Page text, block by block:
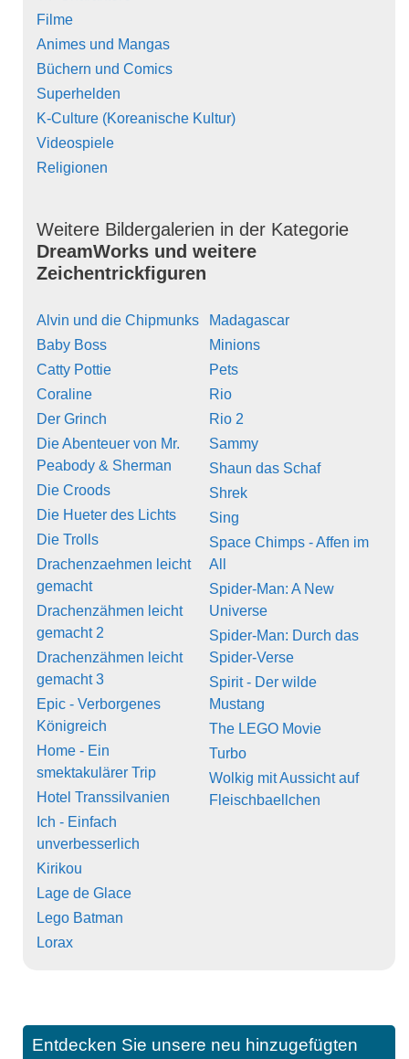
Filme
Animes und Mangas
Büchern und Comics
Superhelden
K-Culture (Koreanische Kultur)
Videospiele
Religionen
Weitere Bildergalerien in der Kategorie
DreamWorks und weitere
Zeichentrickfiguren
Alvin und die Chipmunks
Baby Boss
Catty Pottie
Coraline
Der Grinch
Die Abenteuer von Mr.
Peabody & Sherman
Die Croods
Die Hueter des Lichts
Die Trolls
Drachenzaehmen leicht
gemacht
Drachenzähmen leicht
gemacht 2
Drachenzähmen leicht
gemacht 3
Epic - Verborgenes
Königreich
Home - Ein
smektakulärer Trip
Hotel Transsilvanien
Ich - Einfach
unverbesserlich
Kirikou
Lage de Glace
Lego Batman
Lorax
Madagascar
Minions
Pets
Rio
Rio 2
Sammy
Shaun das Schaf
Shrek
Sing
Space Chimps - Affen im
All
Spider-Man: A New
Universe
Spider-Man: Durch das
Spider-Verse
Spirit - Der wilde
Mustang
The LEGO Movie
Turbo
Wolkig mit Aussicht auf
Fleischbaellchen
Entdecken Sie unsere neu hinzugefügten